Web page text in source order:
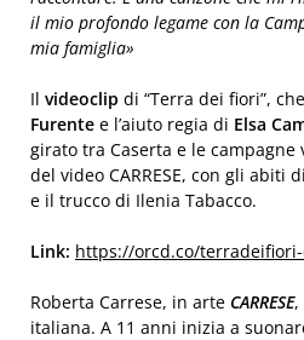
il mio profondo legame con la
mia famiglia»
Il videoclip di “Terra dei fiori”,
Furente e l’aiuto regia di Elsa
girato tra Caserta e le campagne
del video CARRESE, con gli abiti
e il trucco di Ilenia Tabacco.
Link: https://orcd.co/
Roberta Carrese, in arte CARRESE,
italiana. A 11 anni inizia a